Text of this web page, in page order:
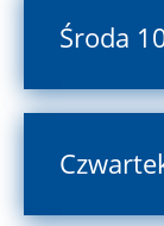
Środa